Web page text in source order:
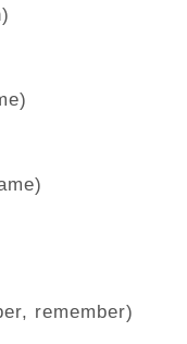
remember)